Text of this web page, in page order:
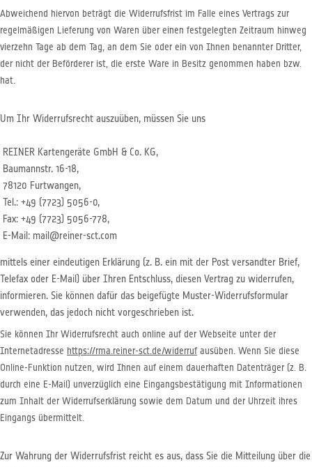
Abweichend hiervon beträgt die Widerrufsfrist im Falle eines Vertrags zur
regelmäßigen Lieferung von Waren über einen festgelegten Zeitraum hinweg
vierzehn Tage ab dem Tag, an dem Sie oder ein von Ihnen benannter Dritter,
der nicht der Beförderer ist, die erste Ware in Besitz genommen haben bzw.
hat.
Um Ihr Widerrufsrecht auszuüben, müssen Sie uns
REINER Kartengeräte GmbH & Co. KG,
Baumannstr. 16-18,
78120 Furtwangen,
Tel.: +49 (7723) 5056-0,
Fax: +49 (7723) 5056-778,
E-Mail: mail@reiner-sct.com
mittels einer eindeutigen Erklärung (z. B. ein mit der Post versandter Brief,
Telefax oder E-Mail) über Ihren Entschluss, diesen Vertrag zu widerrufen,
informieren. Sie können dafür das beigefügte Muster-Widerrufsformular
verwenden, das jedoch nicht vorgeschrieben ist.
Sie können Ihr Widerrufsrecht auch online auf der Webseite unter der
Internetadresse https://rma.reiner-sct.de/widerruf ausüben. Wenn Sie diese
Online-Funktion nutzen, wird Ihnen auf einem dauerhaften Datenträger (z. B.
durch eine E-Mail) unverzüglich eine Eingangsbestätigung mit Informationen
zum Inhalt der Widerrufserklärung sowie dem Datum und der Uhrzeit ihres
Eingangs übermittelt.
Zur Wahrung der Widerrufsfrist reicht es aus, dass Sie die Mitteilung über die